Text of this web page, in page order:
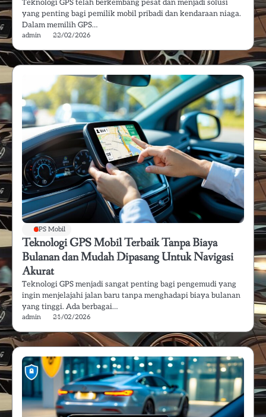
Teknologi GPS telah berkembang pesat dan menjadi solusi
yang penting bagi pemilik mobil pribadi dan kendaraan niaga.
Dalam memilih GPS…
admin 22/02/2026
GPS Mobil
Teknologi GPS Mobil Terbaik Tanpa Biaya
Bulanan dan Mudah Dipasang Untuk Navigasi
Akurat
Teknologi GPS menjadi sangat penting bagi pengemudi yang
ingin menjelajahi jalan baru tanpa menghadapi biaya bulanan
yang tinggi. Ada berbagai…
admin 21/02/2026